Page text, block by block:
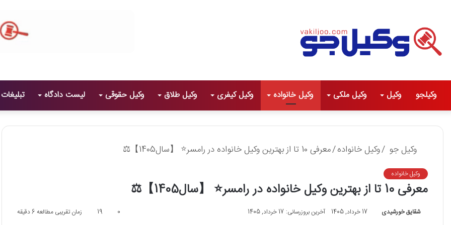
وکیلجو وکیل وکیل ملکی وکیل خانواده وکیل کیفری وکیل طلاق وکیل حقوقی لیست دادگاه تبلیغات
وکیل جو /وکیل خانواده/معرفی 10 تا از بهترین وکیل خانواده در رامسر⭐ 【سال1405】⚖
وکیل خانواده
معرفی 10 تا از بهترین وکیل خانواده در رامسر⭐ 【سال1405】⚖
شقایق خورشیدی 17 خرداد, 1405 آخرین بروزرسانی: 17 خرداد, 1405 0
19 زمان تقریبی مطالعه 6 دقیقه